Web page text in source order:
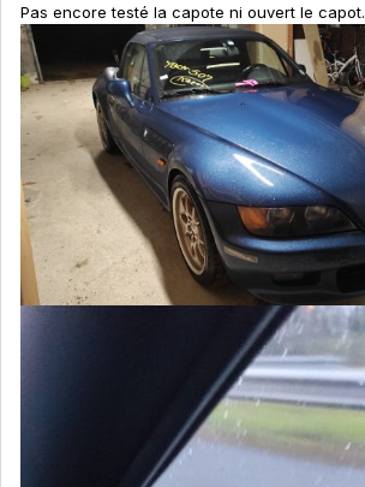
Pas encore testé la capote ni ouvert le capot.